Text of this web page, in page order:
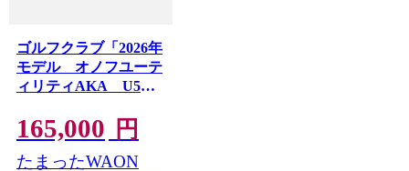
ゴルフクラブ「2026年
モデル オノフユーテ
ィリティAKA U5
165,000 円
たまったWAON